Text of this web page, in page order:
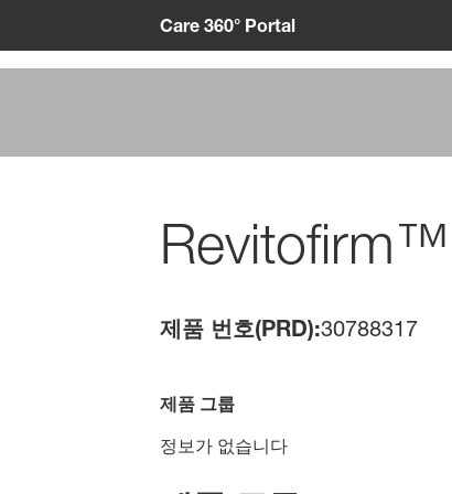
Care 360° Portal
제품 번호(PRD):30788317
제품 그룹
정보가 없습니다